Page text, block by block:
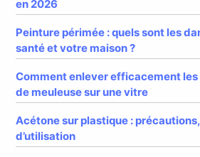
en 2026
Peinture périmée : quels sont les
santé et votre maison ?
Comment enlever efficacement les
de meuleuse sur une vitre
Acétone sur plastique :
d’utilisation